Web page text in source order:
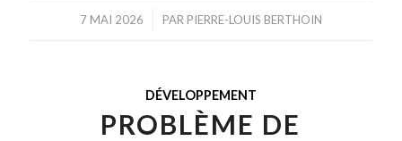
7 MAI 2026
/ PAR PIERRE-LOUIS BERTHOIN
DÉVELOPPEMENT
PROBLÈME DE